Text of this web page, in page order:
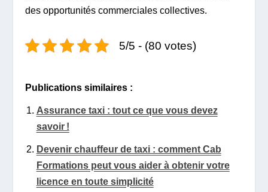
des opportunités commerciales collectives.
5/5 - (80 votes)
Publications similaires :
Assurance taxi : tout ce que vous devez
savoir !
Devenir chauffeur de taxi : comment Cab
Formations peut vous aider à obtenir votre
licence en toute simplicité